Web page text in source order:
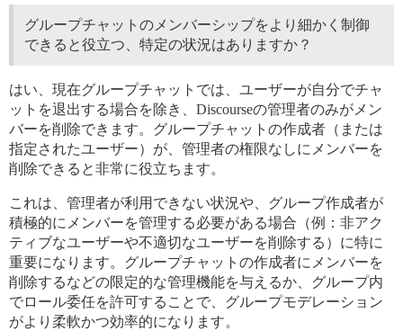
グループチャットのメンバーシップをより細かく制御
できると役立つ、特定の状況はありますか？
はい、現在グループチャットでは、ユーザーが自分でチャ
ットを退出する場合を除き、Discourseの管理者のみがメン
バーを削除できます。グループチャットの作成者（または
指定されたユーザー）が、管理者の権限なしにメンバーを
削除できると非常に役立ちます。
これは、管理者が利用できない状況や、グループ作成者が
積極的にメンバーを管理する必要がある場合（例：非アク
ティブなユーザーや不適切なユーザーを削除する）に特に
重要になります。グループチャットの作成者にメンバーを
削除するなどの限定的な管理機能を与えるか、グループ内
でロール委任を許可することで、グループモデレーション
がより柔軟かつ効率的になります。